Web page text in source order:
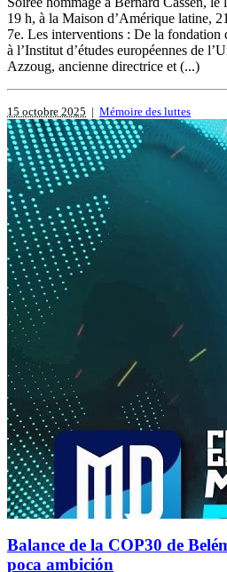
19 h, à la Maison d’Amérique latine,
7e. Les interventions : De la fondation
à l’Institut d’études européennes de
Azzoug, ancienne directrice et (...)
15 octobre 2025 | Mémoire des luttes
Balance de la COP30 de
poca ambición